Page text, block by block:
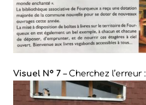
Visuel N° 7 – Cherchez l’erreur :